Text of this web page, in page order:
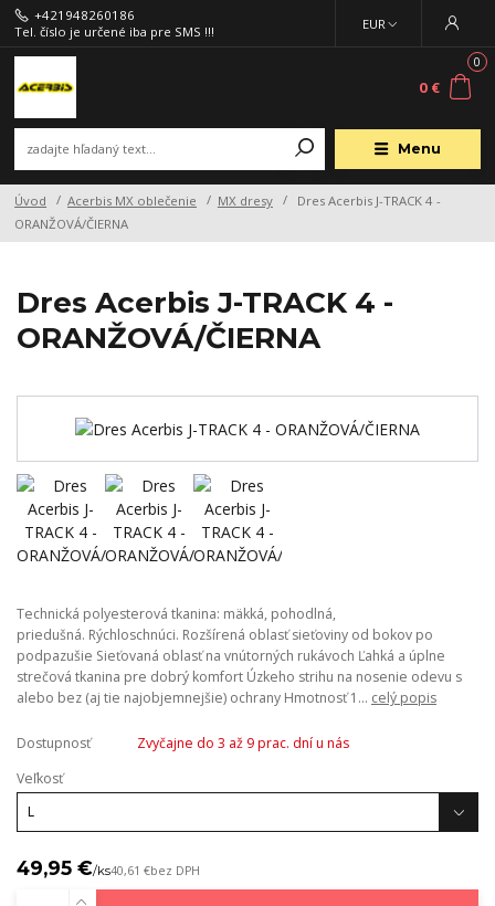
Menu
EUR
+421948260186
Tel. číslo je určené iba pre SMS !!!
0
0 €
Úvod Acerbis MX oblečenie MX dresy
Dres Acerbis J-TRACK 4 -
ORANŽOVÁ/ČIERNA
Dres Acerbis J-TRACK 4 -
ORANŽOVÁ/ČIERNA
Technická polyesterová tkanina: mäkká, pohodlná,
priedušná. Rýchloschnúci. Rozšírená oblasť sieťoviny od bokov po
podpazušie Sieťovaná oblasť na vnútorných rukávoch Ľahká a úplne
strečová tkanina pre dobrý komfort Úzkeho strihu na nosenie odevu s
alebo bez (aj tie najobjemnejšie) ochrany Hmotnosť 1... celý popis
Dostupnosť
Zvyčajne do 3 až 9 prac. dní u nás
Veľkosť
49,95 €/ks40,61 €bez DPH